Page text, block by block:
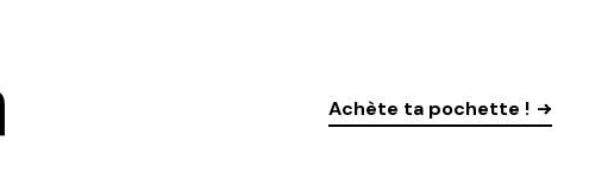
Achète ta pochette !